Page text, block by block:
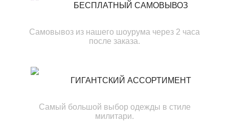
БЕСПЛАТНЫЙ САМОВЫВОЗ
Самовывоз из нашего шоурума через 2 часа
после заказа.
ГИГАНТСКИЙ АССОРТИМЕНТ
Самый большой выбор одежды в стиле
милитари.